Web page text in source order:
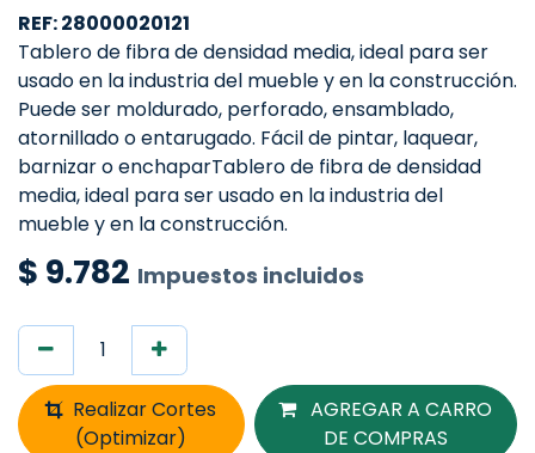
REF: 28000020121
Tablero de fibra de densidad media, ideal para ser
usado en la industria del mueble y en la construcción.
Puede ser moldurado, perforado, ensamblado,
atornillado o entarugado. Fácil de pintar, laquear,
barnizar o enchaparTablero de fibra de densidad
media, ideal para ser usado en la industria del
mueble y en la construcción.
$ 9.782 Impuestos incluidos
Realizar Cortes
(Optimizar)
AGREGAR A CARRO
DE COMPRAS